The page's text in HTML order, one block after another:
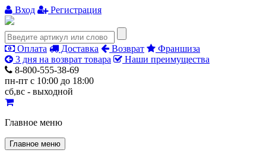
Вход Регистрация
Оплата Доставка Возврат
Франшиза
3 дня на возврат товара
Наши преимущества
8-800-555-38-69
пн-пт с 10:00 до 18:00
сб,вс - выходной
Главное меню
Главное меню